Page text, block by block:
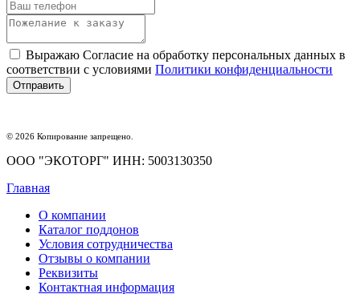
Выражаю Согласие на обработку персональных данных в
соответствии с условиями Политики конфиденциальности
© 2026 Копирование запрещено.
ООО "ЭКОТОРГ" ИНН: 5003130350
Главная
О компании
Каталог поддонов
Условия сотрудничества
Отзывы о компании
Реквизиты
Контактная информация